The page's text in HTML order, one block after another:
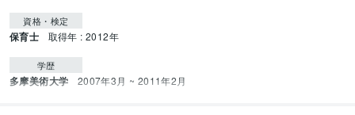
資格・検定
保育士 取得年 : 2012年
学歴
多摩美術大学 2007年3月 ~ 2011年2月